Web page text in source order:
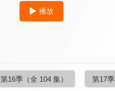
播放
第16季 （全 104 集） 第17季